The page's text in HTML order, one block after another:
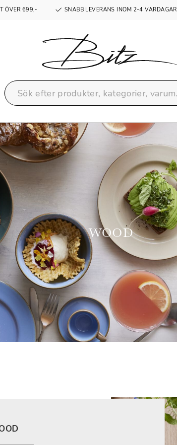
ÖVER 699,- SNABB LEVERANS INOM 2-4 VARDAGAR
WOOD